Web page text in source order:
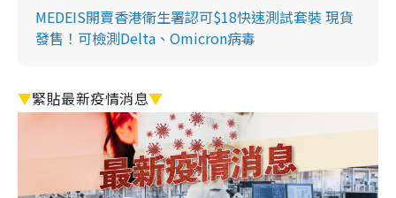
MEDEIS開賣香港衛生署認可$18快速測試套裝 現貨
發售！可檢測Delta、Omicron病毒
▼緊貼最新疫情消息▼